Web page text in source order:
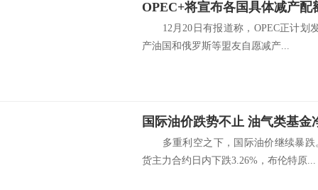
12月20日有报道称，OPEC正计划
产油国和俄罗斯等盟友自愿减产...
国际油价跌势不止 油气类基金
多重利空之下，国际油价继续暴跌
货主力合约日内下跌3.26%，布伦特原...